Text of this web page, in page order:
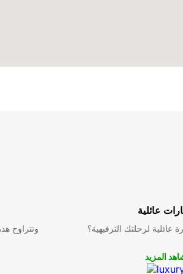
وتتراوح
عائلية
لرحلتك الترفيهية؟
المزيد